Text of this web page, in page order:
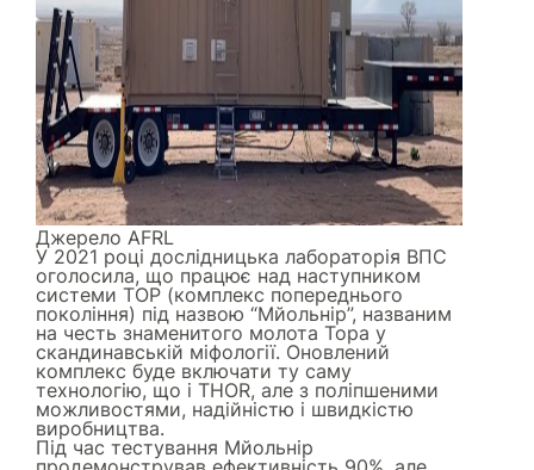
Джерело AFRL
У 2021 році дослідницька лабораторія ВПС
оголосила, що працює над наступником
системи ТОР (комплекс попереднього
покоління) під назвою “Мйольнір”, названим
на честь знаменитого молота Тора у
скандинавській міфології. Оновлений
комплекс буде включати ту саму
технологію, що і THOR, але з поліпшеними
можливостями, надійністю і швидкістю
виробництва.
Під час тестування Мйольнір